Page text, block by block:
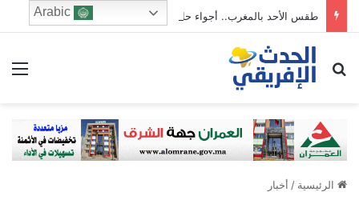
طقس الأحد بالمغرب.. أجواء حارة وزخات رعدية ورياح قوية بعدد من المناطق
ابحث عن
الرئيسية / أخبار
Arabic